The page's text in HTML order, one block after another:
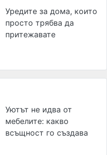
Уредите за дома, които
просто трябва да
притежавате
Уютът не идва от
мебелите: какво
всъщност го създава